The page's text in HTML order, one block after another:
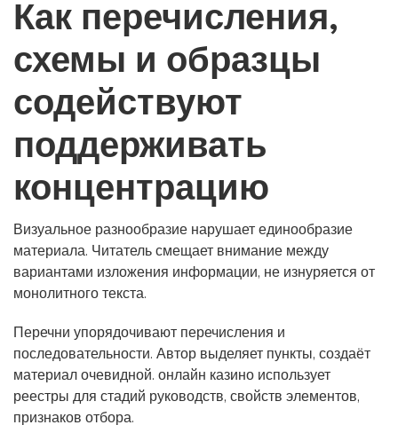
Как перечисления,
схемы и образцы
содействуют
поддерживать
концентрацию
Визуальное разнообразие нарушает единообразие
материала. Читатель смещает внимание между
вариантами изложения информации, не изнуряется от
монолитного текста.
Перечни упорядочивают перечисления и
последовательности. Автор выделяет пункты, создаёт
материал очевидной. онлайн казино использует
реестры для стадий руководств, свойств элементов,
признаков отбора.